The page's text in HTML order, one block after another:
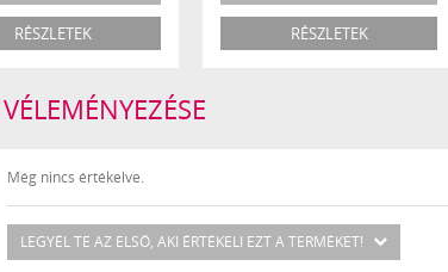
RÉSZLETEK RÉSZLETEK
Még nincs értékelve.
LEGYÉL TE AZ ELSŐ, AKI ÉRTÉKELI EZT A TERMÉKET!